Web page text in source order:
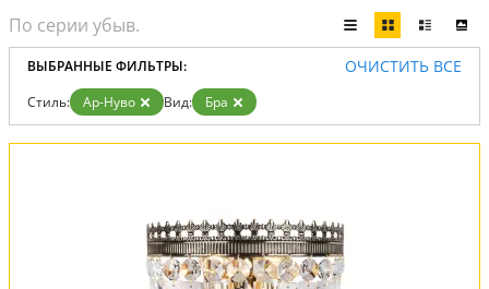
ВЫБРАННЫЕ ФИЛЬТРЫ: ОЧИСТИТЬ ВСЕ
Стиль: Ар-Нуво Вид: Бра